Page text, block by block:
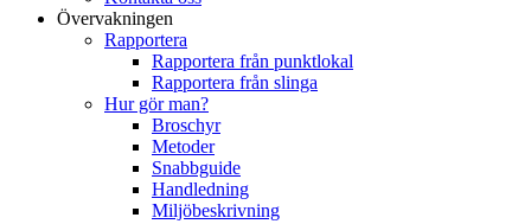
Övervakningen
Rapportera
Rapportera från punktlokal
Rapportera från slinga
Hur gör man?
Broschyr
Metoder
Snabbguide
Handledning
Miljöbeskrivning